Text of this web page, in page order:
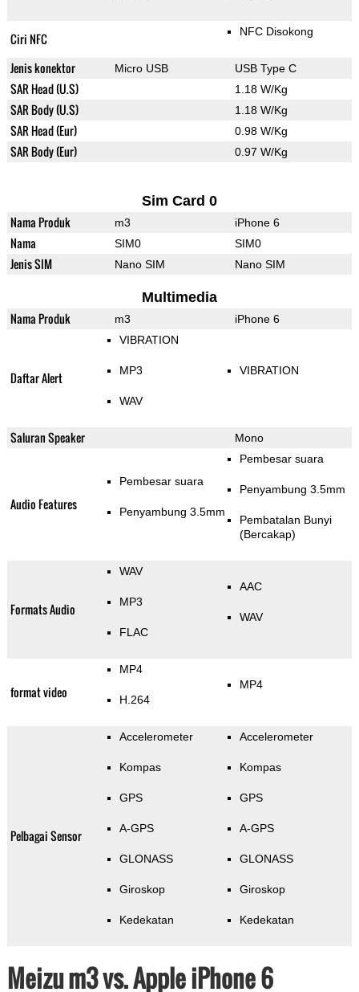
Ciri NFC NFC Disokong
Jenis konektor Micro USB USB Type C
SAR Head (U.S) 1.18 W/Kg
SAR Body (U.S) 1.18 W/Kg
SAR Head (Eur) 0.98 W/Kg
SAR Body (Eur) 0.97 W/Kg
Sim Card 0
Nama Produk m3 iPhone 6
Nama SIM0 SIM0
Jenis SIM Nano SIM Nano SIM
Multimedia
Nama Produk m3 iPhone 6
Daftar Alert
VIBRATION
MP3
WAV
VIBRATION
Saluran Speaker Mono
Audio Features
Pembesar suara
Penyambung 3.5mm
Pembesar suara
Penyambung 3.5mm
Pembatalan Bunyi
(Bercakap)
Formats Audio
WAV
MP3
FLAC
AAC
WAV
format video
MP4
H.264
MP4
Pelbagai Sensor
Accelerometer
Kompas
GPS
A-GPS
GLONASS
Giroskop
Kedekatan
Accelerometer
Kompas
GPS
A-GPS
GLONASS
Giroskop
Kedekatan
Meizu m3 vs. Apple iPhone 6